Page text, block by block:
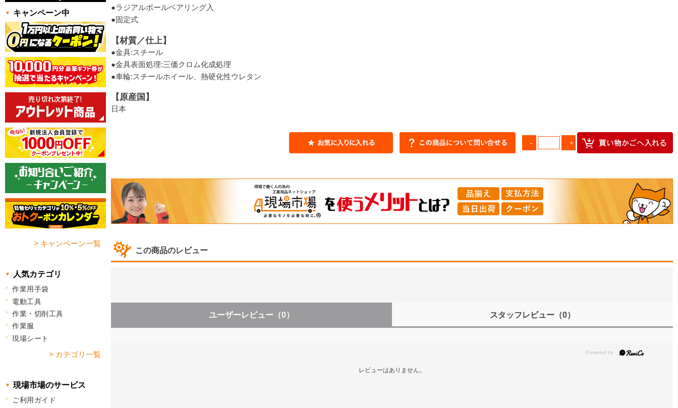
●ラジアルボールベアリング入
●固定式
【材質／仕上】
●金具:スチール
●金具表面処理:三価クロム化成処理
●車輪:スチールホイール、熱硬化性ウレタン
【原産国】
日本
この商品のレビュー
ユーザーレビュー （0） スタッフレビュー （0）
レビューはありません。
キャンペーン中
> キャンペーン一覧
人気カテゴリ
作業用手袋
電動工具
作業・切削工具
作業服
現場シート
> カテゴリ一覧
現場市場のサービス
ご利用ガイド